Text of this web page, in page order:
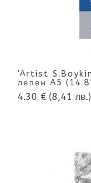
'Artist
лепен A5
4.30 € (8,41 лв.)